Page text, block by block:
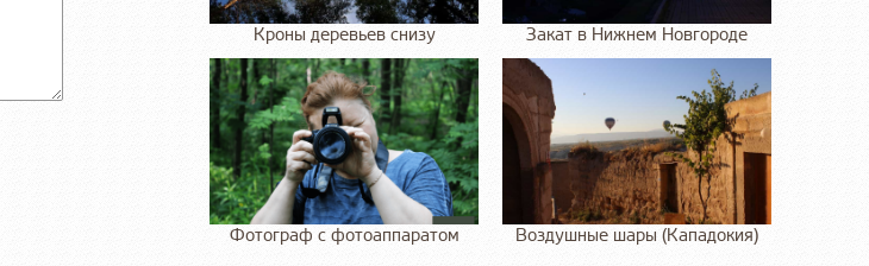
Кроны деревьев снизу Закат в Нижнем Новгороде
Фотограф с фотоаппаратом Воздушные шары (Кападокия)